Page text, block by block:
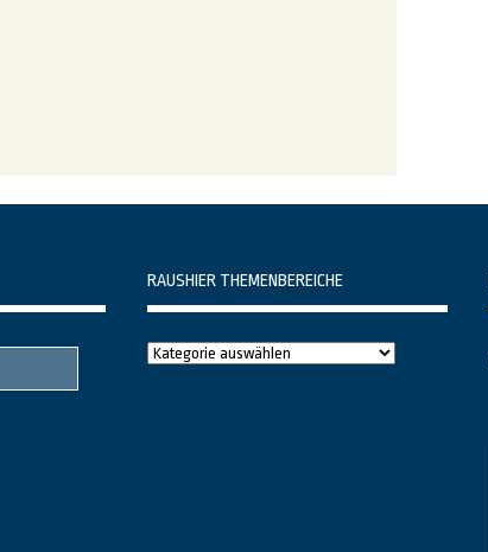
RAUSHIER THEMENBEREICHE
Raushier